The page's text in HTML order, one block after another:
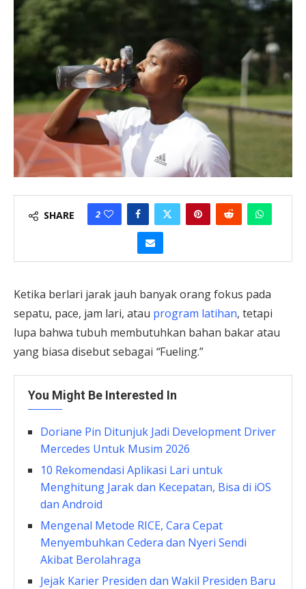
SHARE 2
Ketika berlari jarak jauh banyak orang fokus pada
sepatu, pace, jam lari, atau program latihan, tetapi
lupa bahwa tubuh membutuhkan bahan bakar atau
yang biasa disebut sebagai “Fueling.”
You Might Be Interested In
Doriane Pin Ditunjuk Jadi Development Driver
Mercedes Untuk Musim 2026
10 Rekomendasi Aplikasi Lari untuk
Menghitung Jarak dan Kecepatan, Bisa di iOS
dan Android
Mengenal Metode RICE, Cara Cepat
Menyembuhkan Cedera dan Nyeri Sendi
Akibat Berolahraga
Jejak Karier Presiden dan Wakil Presiden Baru